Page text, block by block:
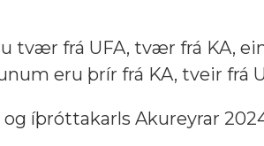
tvær frá UFA, tvær frá KA,
eru þrír frá KA, tveir frá
íþróttakarls Akureyrar